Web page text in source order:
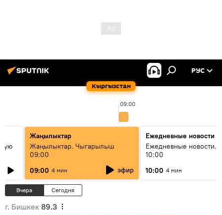
Кыргызстан
РУС
09:00
Жаңылыктар
Жаңылыктар. Чыгарылыш
09:00
09:00 4 мин эфир
Ежедневные новости
Ежедневные новости.
10:00
10:00 4 мин
Вчера Сегодня
г. Бишкек 89.3